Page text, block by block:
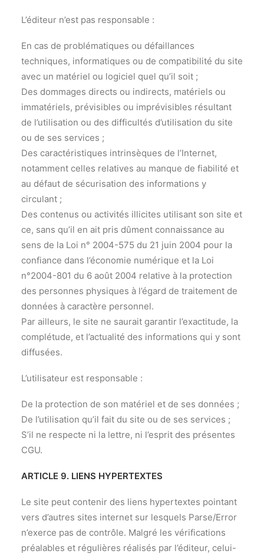
L’éditeur n’est pas responsable :
En cas de problématiques ou défaillances
techniques, informatiques ou de compatibilité du site
avec un matériel ou logiciel quel qu’il soit ;
Des dommages directs ou indirects, matériels ou
immatériels, prévisibles ou imprévisibles résultant
de l’utilisation ou des difficultés d’utilisation du site
ou de ses services ;
Des caractéristiques intrinsèques de l’Internet,
notamment celles relatives au manque de fiabilité et
au défaut de sécurisation des informations y
circulant ;
Des contenus ou activités illicites utilisant son site et
ce, sans qu’il en ait pris dûment connaissance au
sens de la Loi n° 2004-575 du 21 juin 2004 pour la
confiance dans l’économie numérique et la Loi
n°2004-801 du 6 août 2004 relative à la protection
des personnes physiques à l’égard de traitement de
données à caractère personnel.
Par ailleurs, le site ne saurait garantir l’exactitude, la
complétude, et l’actualité des informations qui y sont
diffusées.
L’utilisateur est responsable :
De la protection de son matériel et de ses données ;
De l’utilisation qu’il fait du site ou de ses services ;
S’il ne respecte ni la lettre, ni l’esprit des présentes
CGU.
ARTICLE 9. LIENS HYPERTEXTES
Le site peut contenir des liens hypertextes pointant
vers d’autres sites internet sur lesquels Parse/Error
n’exerce pas de contrôle. Malgré les vérifications
préalables et régulières réalisés par l’éditeur, celui-